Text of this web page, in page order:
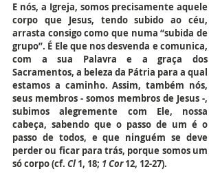
E nós, a Igreja, somos precisamente aquele
corpo que Jesus, tendo subido ao céu,
arrasta consigo como que numa “subida de
grupo”. É Ele que nos desvenda e comunica,
com a sua Palavra e a graça dos
Sacramentos, a beleza da Pátria para a qual
estamos a caminho. Assim, também nós,
seus membros - somos membros de Jesus -,
subimos alegremente com Ele, nossa
cabeça, sabendo que o passo de um é o
passo de todos, e que ninguém se deve
perder ou ficar para trás, porque somos um
só corpo (cf. Cl 1, 18; 1 Cor 12, 12-27).